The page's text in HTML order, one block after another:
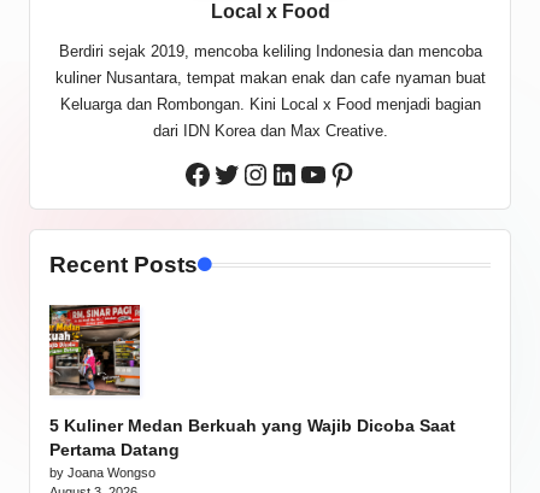
Local x Food
Berdiri sejak 2019, mencoba keliling Indonesia dan mencoba
kuliner Nusantara, tempat makan enak dan cafe nyaman buat
Keluarga dan Rombongan. Kini Local x Food menjadi bagian
dari IDN Korea dan Max Creative.
Facebook
Twitter
Instagram
LinkedIn
YouTube
Pinterest
Recent Posts
5 Kuliner Medan Berkuah yang Wajib Dicoba Saat
Pertama Datang
by Joana Wongso